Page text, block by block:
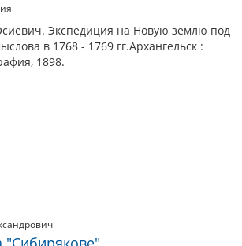
Экспедиция на Новую землю под
в 1768 - 1769 гг.Архангельск :
1898.